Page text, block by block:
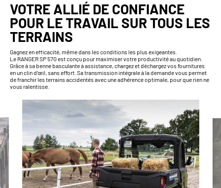
VOTRE ALLIÉ DE CONFIANCE
POUR LE TRAVAIL SUR TOUS LES
TERRAINS
Gagnez en efficacité, même dans les conditions les plus exigeantes.
Le RANGER SP 570 est conçu pour maximiser votre productivité au quotidien.
Grâce à sa benne basculante à assistance, chargez et déchargez vos fournitures
en un clin d’œil, sans effort. Sa transmission intégrale à la demande vous permet
de franchir les terrains accidentés avec une adhérence optimale, pour que rien ne
vous ralentisse.